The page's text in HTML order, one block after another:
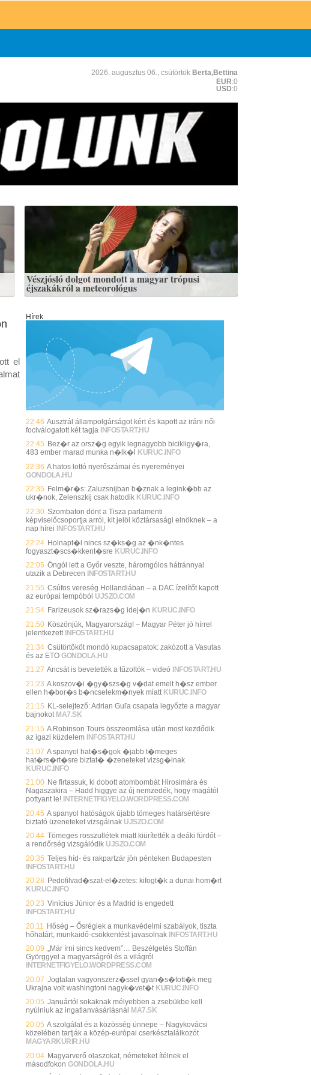
2026. augusztus 06., csütörtök Berta,Bettina
EUR:0
USD:0
Vészjósló dolgot mondott a magyar trópusi
éjszakákról a meteorológus
el
Hírek
22:46 Ausztrál állampolgárságot kért és kapott az iráni női
fociválogatott két tagja INFOSTART.HU
22:45 Bez�r az orsz�g egyik legnagyobb bicikligy�ra,
483 ember marad munka n�lk�l KURUC.INFO
22:36 A hatos lottó nyerőszámai és nyereményei
GONDOLA.HU
22:35 Felm�r�s: Zaluzsnijban b�znak a legink�bb az
ukr�nok, Zelenszkij csak hatodik KURUC.INFO
22:30 Szombaton dönt a Tisza parlamenti
képviselőcsoportja arról, kit jelöl köztársasági elnöknek – a
nap hírei
INFOSTART.HU
22:24 Holnapt�l nincs sz�ks�g az �nk�ntes
fogyaszt�scs�kkent�sre KURUC.INFO
22:05 Öngól lett a Győr veszte, háromgólos hátránnyal
utazik a Debrecen
INFOSTART.HU
21:55 Csúfos vereség Hollandiában – a DAC ízelítőt kapott
az európai tempóból UJSZO.COM
21:54 Farizeusok sz�razs�g idej�n KURUC.INFO
21:50 Köszönjük, Magyarország! – Magyar Péter jó hírrel
jelentkezett INFOSTART.HU
21:34 Csütörtököt mondó kupacsapatok: zakózott a Vasutas
és az ETO GONDOLA.HU
21:27 Ancsát is bevetették a tűzoltók – videó
INFOSTART.HU
21:23 A koszov�i �gy�szs�g v�dat emelt h�sz ember
ellen h�bor�s b�ncselekm�nyek miatt KURUC.INFO
21:15 KL-selejtező: Adrian Guľa csapata legyőzte a magyar
bajnokot MA7.SK
21:15 A Robinson Tours összeomlása után most kezdődik
az igazi küzdelem INFOSTART.HU
21:07 A spanyol hat�s�gok �jabb t�meges
hat�rs�rt�sre biztat� �zeneteket vizsg�lnak
KURUC.INFO
21:00 Ne firtassuk, ki dobott atombombát Hirosimára és
Nagaszakira – Hadd higgye az új nemzedék, hogy magától
pottyant le! INTERNETFIGYELO.WORDPRESS.COM
20:45 A spanyol hatóságok újabb tömeges határsértésre
biztató üzeneteket vizsgálnak UJSZO.COM
20:44 Tömeges rosszullétek miatt kiürítették a deáki fürdőt –
a rendőrség vizsgálódik UJSZO.COM
20:35 Teljes híd- és rakpartzár jön pénteken Budapesten
INFOSTART.HU
20:28 Pedofilvad�szat-el�zetes: kifogt�k a dunai hom�rt
KURUC.INFO
20:23 Vinícius Júnior és a Madrid is engedett
INFOSTART.HU
20:11
Hőség – Ősrégiek a munkavédelmi szabályok, tiszta
hőhatárt, munkaidő-csökkentést javasolnak INFOSTART.HU
20:09 „Már írni sincs kedvem”… Beszélgetés Stoffán
Györggyel a magyarságról és a világról
INTERNETFIGYELO.WORDPRESS.COM
20:07 Jogtalan vagyonszerz�ssel gyan�s�tott�k meg
Ukrajna volt washingtoni nagyk�vet�t KURUC.INFO
20:05 Januártól sokaknak mélyebben a zsebükbe kell
nyúlniuk az ingatlanvásárlásnál MA7.SK
20:05 A szolgálat és a közösség ünnepe – Nagykovácsi
közelében tartják a közép-európai cserkésztalálkozót
MAGYARKURIR.HU
20:04 Magyarverő olaszokat, németeket ítélnek el
másodfokon GONDOLA.HU